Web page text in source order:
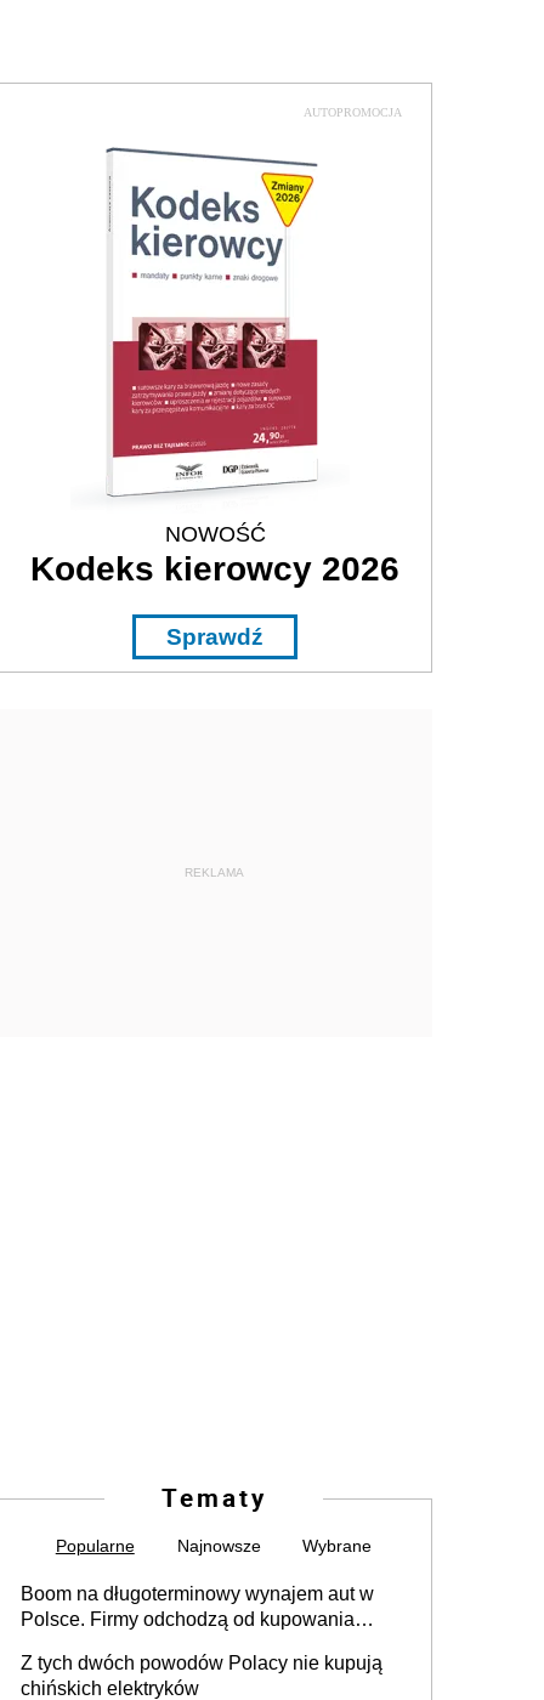
AUTOPROMOCJA
NOWOŚĆ
Kodeks kierowcy 2026
Sprawdź
REKLAMA
Tematy
Popularne Najnowsze Wybrane
Boom na długoterminowy wynajem aut w
Polsce. Firmy odchodzą od kupowania
Z tych dwóch powodów Polacy nie kupują
chińskich elektryków